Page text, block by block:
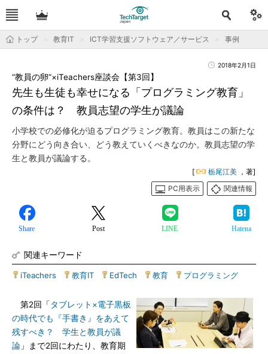
トップ 教育IT ICT学習支援ソフトウェア／サービス 事例
2018年2月1日
先生も生徒も幸せになる「プログラミング教育」
の条件は？ 教員志望の学生が議論
“教員の卵”×iTeachers座談会【第3回】
小学校での必修化が迫るプログラミング教育。教員はこの新たな
分野にどう向き合い、どう教えていくべきなのか。教員志望の学
生と教員が議論する。
[ 栃尾江美 ，著]
PC用表示
関連情報
Share Post LINE Hatena
関連キーワード
iTeachers 教育IT EdTech 教育 プログラミング
第2回「 タブレット×電子黒板
の時代でも『手書き』をあえて
残すべき？ 学生と教員が議
論 」まで2回にわたり、教育期